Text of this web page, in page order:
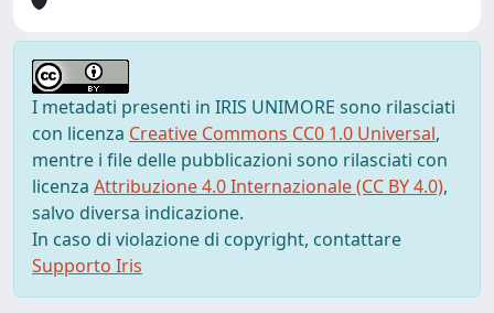
I metadati presenti in IRIS UNIMORE sono rilasciati
con licenza Creative Commons CC0 1.0 Universal,
mentre i file delle pubblicazioni sono rilasciati con
licenza Attribuzione 4.0 Internazionale (CC BY 4.0),
salvo diversa indicazione.
In caso di violazione di copyright, contattare
Supporto Iris